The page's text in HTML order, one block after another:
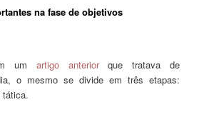
na fase de objetivos
um artigo anteriorque tratava de
o mesmo se divide em três etapas:
tática.